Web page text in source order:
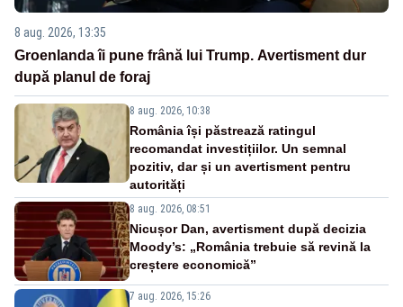
8 aug. 2026, 13:35
Groenlanda îi pune frână lui Trump. Avertisment dur
după planul de foraj
8 aug. 2026, 10:38
România își păstrează ratingul
recomandat investițiilor. Un semnal
pozitiv, dar și un avertisment pentru
autorități
8 aug. 2026, 08:51
Nicușor Dan, avertisment după decizia
Moody’s: „România trebuie să revină la
creștere economică”
7 aug. 2026, 15:26